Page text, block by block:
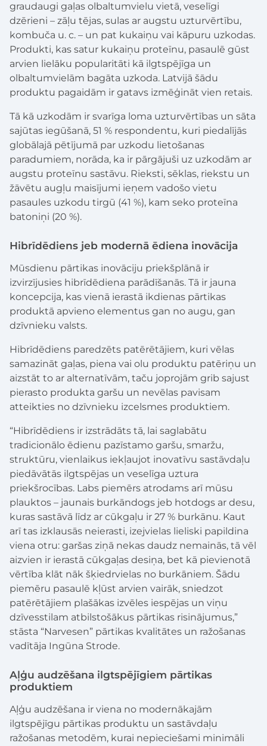
graudaugi gaļas olbaltumvielu vietā, veselīgi
dzērieni – zāļu tējas, sulas ar augstu uzturvērtību,
kombuča u. c. – un pat kukaiņu vai kāpuru uzkodas.
Produkti, kas satur kukaiņu proteīnu, pasaulē gūst
arvien lielāku popularitāti kā ilgtspējīga un
olbaltumvielām bagāta uzkoda. Latvijā šādu
produktu pagaidām ir gatavs izmēģināt vien retais.
Tā kā uzkodām ir svarīga loma uzturvērtības un sāta
sajūtas iegūšanā, 51 % respondentu, kuri piedalījās
globālajā pētījumā par uzkodu lietošanas
paradumiem, norāda, ka ir pārgājuši uz uzkodām ar
augstu proteīnu sastāvu. Rieksti, sēklas, riekstu un
žāvētu augļu maisījumi ieņem vadošo vietu
pasaules uzkodu tirgū (41 %), kam seko proteīna
batoniņi (20 %).
Hibrīdēdiens jeb modernā ēdiena inovācija
Mūsdienu pārtikas inovāciju priekšplānā ir
izvirzījusies hibrīdēdiena parādīšanās. Tā ir jauna
koncepcija, kas vienā ierastā ikdienas pārtikas
produktā apvieno elementus gan no augu, gan
dzīvnieku valsts.
Hibrīdēdiens paredzēts patērētājiem, kuri vēlas
samazināt gaļas, piena vai olu produktu patēriņu un
aizstāt to ar alternatīvām, taču joprojām grib sajust
pierasto produkta garšu un nevēlas pavisam
atteikties no dzīvnieku izcelsmes produktiem.
“Hibrīdēdiens ir izstrādāts tā, lai saglabātu
tradicionālo ēdienu pazīstamo garšu, smaržu,
struktūru, vienlaikus iekļaujot inovatīvu sastāvdaļu
piedāvātās ilgtspējas un veselīga uztura
priekšrocības. Labs piemērs atrodams arī mūsu
plauktos – jaunais burkāndogs jeb hotdogs ar desu,
kuras sastāvā līdz ar cūkgaļu ir 27 % burkānu. Kaut
arī tas izklausās neierasti, izejvielas lieliski papildina
viena otru: garšas ziņā nekas daudz nemainās, tā vēl
aizvien ir ierastā cūkgaļas desiņa, bet kā pievienotā
vērtība klāt nāk šķiedrvielas no burkāniem. Šādu
piemēru pasaulē kļūst arvien vairāk, sniedzot
patērētājiem plašākas izvēles iespējas un viņu
dzīvesstilam atbilstošākus pārtikas risinājumus,”
stāsta “Narvesen” pārtikas kvalitātes un ražošanas
vadītāja Ingūna Strode.
Aļģu audzēšana ilgtspējīgiem pārtikas
produktiem
Aļģu audzēšana ir viena no modernākajām
ilgtspējīgu pārtikas produktu un sastāvdaļu
ražošanas metodēm, kurai nepieciešami minimāli